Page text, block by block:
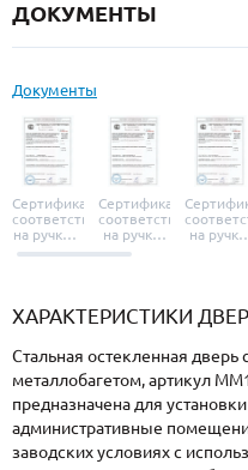
ДОКУМЕНТЫ
Документы
Сертификат
соответствия
на ручки и
броненакладки
Сертификат
соответствия
на ручки-
защелки
на
ХАРАКТЕРИСТИКИ
Стальная остекленная
металлобагетом, артикул
предназначена для
административные
заводских условиях с